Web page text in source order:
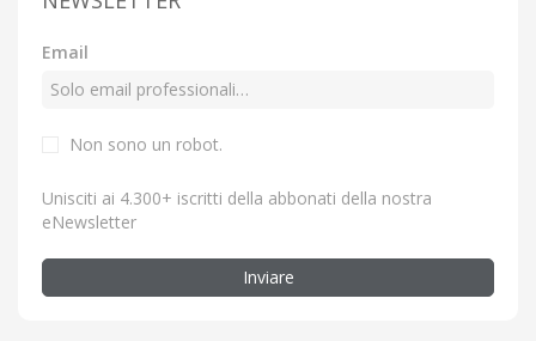
Email
Non sono un robot.
Unisciti ai 4.300+ iscritti della abbonati della nostra
eNewsletter
Inviare